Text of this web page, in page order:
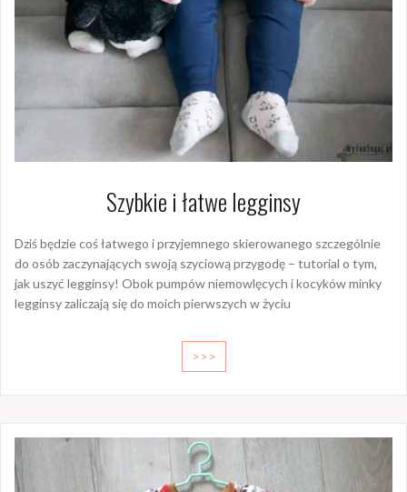
Szybkie i łatwe legginsy
Dziś będzie coś łatwego i przyjemnego skierowanego szczególnie
do osób zaczynających swoją szyciową przygodę – tutorial o tym,
jak uszyć legginsy! Obok pumpów niemowlęcych i kocyków minky
legginsy zaliczają się do moich pierwszych w życiu
>>>